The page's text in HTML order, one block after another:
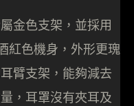
金色支架，並採用
紅色機身，外形更瑰
臂支架，能夠減去
，耳罩沒有夾耳及